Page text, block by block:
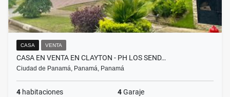
CASA VENTA
CASA EN VENTA EN CLAYTON - PH LOS SEND…
Ciudad de Panamá, Panamá, Panamá
4 habitaciones 4Garaje